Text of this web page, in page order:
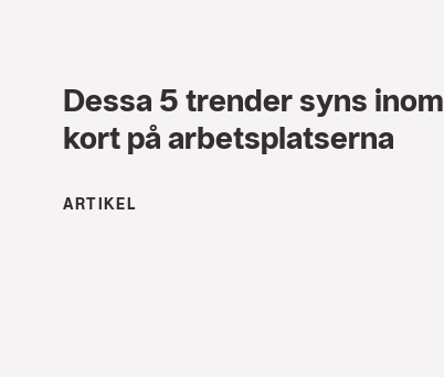
Dessa 5 trender syns inom
kort på arbetsplatserna
ARTIKEL